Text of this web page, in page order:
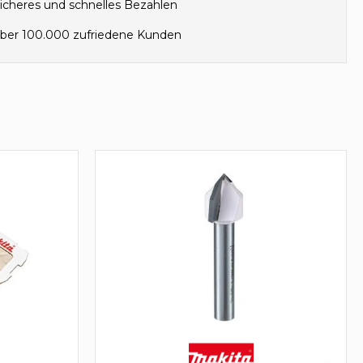
und schnelles Bezahlen
100.000 zufriedene Kunden